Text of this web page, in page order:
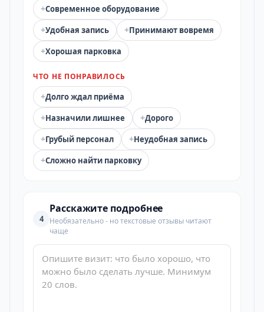
+Современное оборудование
+Удобная запись +Принимают вовремя
+Хорошая парковка
ЧТО НЕ ПОНРАВИЛОСЬ
+Долго ждал приёма
+Назначили лишнее +Дорого
+Грубый персонал +Неудобная запись
+Сложно найти парковку
4
Расскажите подробнее
Необязательно - но текстовые отзывы читают
чаще